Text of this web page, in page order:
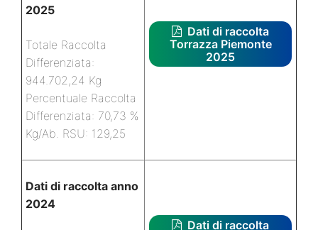
2025
Totale Raccolta
Differenziata:
944.702,24 Kg
Percentuale Raccolta
Differenziata: 70,73 %
Kg/Ab. RSU: 129,25
Dati di raccolta
Torrazza Piemonte
2025
Dati di raccolta anno
2024
Dati di raccolta